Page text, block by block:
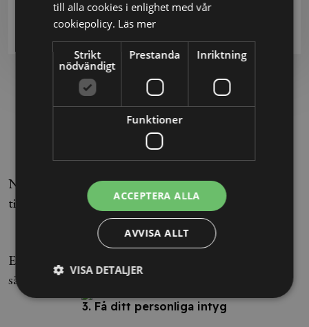
här. Alla nya e-kurser som lanseras finns att
köpa via BG Institute.
Hur fungerar det?
1. Gå kursen
När det är dags för att genomföra kursen har du
tillgång till den via "Mina sidor".
2. Testa dina kunskaper
Efter kursen sätter vi dina kunskaper på prov för att
säkerställa att du har tagit till dig innehållet.
3. Få ditt personliga intyg
till alla cookies i enlighet med vår
cookiepolicy. Läs mer
Strikt
nödvändigt
Prestanda Inriktning
Funktioner
ACCEPTERA ALLA
AVVISA ALLT
VISA DETALJER